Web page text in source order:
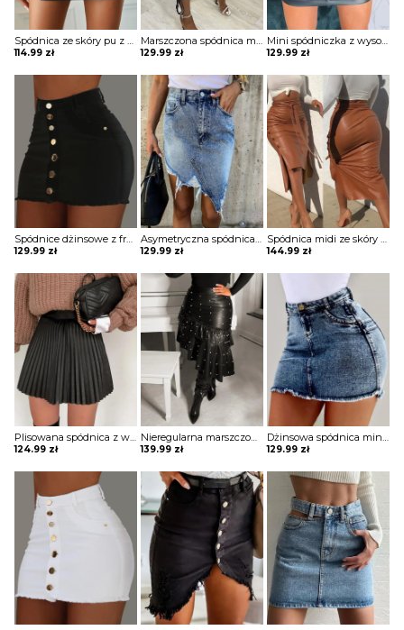
Spódnica ze skóry pu z wysokim stanem i rozcięciem Marj
114.99 zł
Marszczona spódnica maxi z kieszeniami spodnie Tonica
129.99 zł
Mini spódniczka z wysokim stanem zamkiem błyskawicznym spódnica SnehLata
129.99 zł
Spódnice dżinsowe z frędzlami zapinane na guziki spodnie Aide
129.99 zł
Asymetryczna spódnica z denimu przetarciami Veronique
129.99 zł
Spódnica midi ze skóry pu zapinana na guziki Herlind
144.99 zł
Plisowana spódnica z wysokim stanem Theofaneia
124.99 zł
Nieregularna marszczona spódnica ze skóry pu z koralikami Cerima
139.99 zł
Dżinsowa spódnica mini z wysokim stanem Sisira
129.99 zł